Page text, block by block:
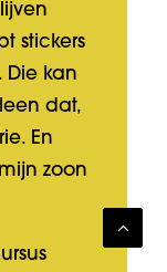
stickers
Die kan
dat,
En
zoon